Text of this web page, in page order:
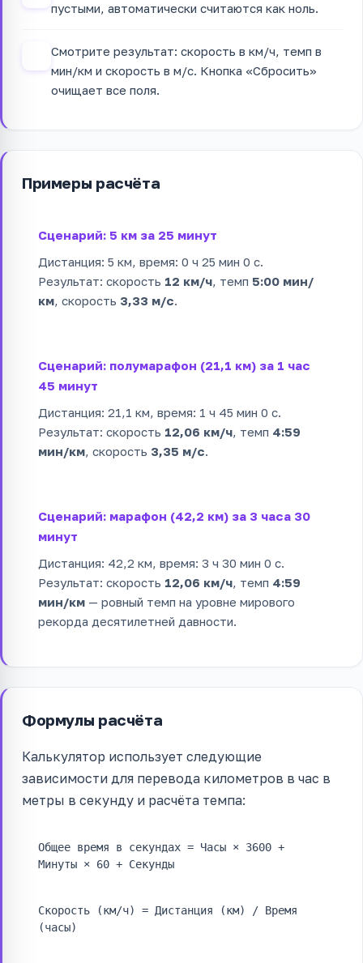
пустыми, автоматически считаются как ноль.
Смотрите результат: скорость в км/ч, темп в
мин/км и скорость в м/с. Кнопка «Сбросить»
очищает все поля.
Примеры расчёта
Сценарий: 5 км за 25 минут
Дистанция: 5 км, время: 0 ч 25 мин 0 с.
Результат: скорость 12 км/ч, темп 5:00 мин/
км, скорость 3,33 м/с.
Сценарий: полумарафон (21,1 км) за 1 час
45 минут
Дистанция: 21,1 км, время: 1 ч 45 мин 0 с.
Результат: скорость 12,06 км/ч, темп 4:59
мин/км, скорость 3,35 м/с.
Сценарий: марафон (42,2 км) за 3 часа 30
минут
Дистанция: 42,2 км, время: 3 ч 30 мин 0 с.
Результат: скорость 12,06 км/ч, темп 4:59
мин/км — ровный темп на уровне мирового
рекорда десятилетней давности.
Формулы расчёта
Калькулятор использует следующие
зависимости для перевода километров в час в
метры в секунду и расчёта темпа:
Общее время в секундах = Часы × 3600 +
Минуты × 60 + Секунды
Скорость (км/ч) = Дистанция (км) / Время
(часы)